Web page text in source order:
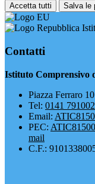
Accetta tutti Salva le
Contatti
Istituto Comprensivo
Piazza Ferraro
Tel: 0141 791002
Email:
PEC:
mail
C.F.: